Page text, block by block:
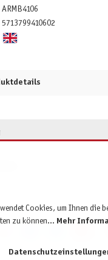
ARMB4106
5713799410602
Cookies, um Ihnen die
zu können... Mehr